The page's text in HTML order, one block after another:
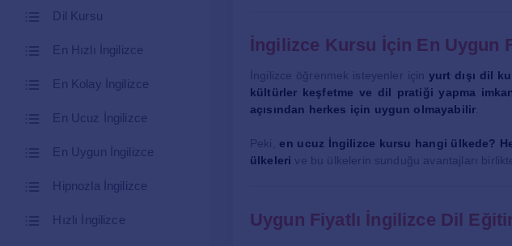
Dil Kursu
En Hızlı İngilizce
En Kolay İngilizce
En Ucuz İngilizce
En Uygun İngilizce
Hipnozla İngilizce
Hızlı İngilizce
İngilizce Kursu İçin En Uygun
İngilizce öğrenmek isteyenler için yurt dışı dil
kültürler keşfetme ve dil pratiği yapma
açısından herkes için uygun olmayabilir
Peki, en ucuz İngilizce kursu hangi ülkede?
ülkeleri ve bu ülkelerin sunduğu avantajları
Uygun Fiyatlı İngilizce Dil